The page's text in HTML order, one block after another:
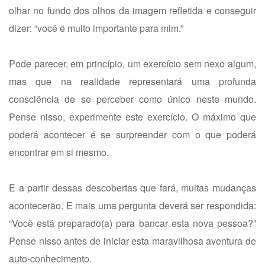
olhar no fundo dos olhos da imagem refletida e conseguir
dizer: “você é muito importante para mim.”
Pode parecer, em princípio, um exercício sem nexo algum,
mas que na realidade representará uma profunda
consciência de se perceber como único neste mundo.
Pense nisso, experimente este exercício. O máximo que
poderá acontecer é se surpreender com o que poderá
encontrar em si mesmo.
E a partir dessas descobertas que fará, muitas mudanças
acontecerão. E mais uma pergunta deverá ser respondida:
“Você está preparado(a) para bancar esta nova pessoa?”
Pense nisso antes de iniciar esta maravilhosa aventura de
auto-conhecimento.